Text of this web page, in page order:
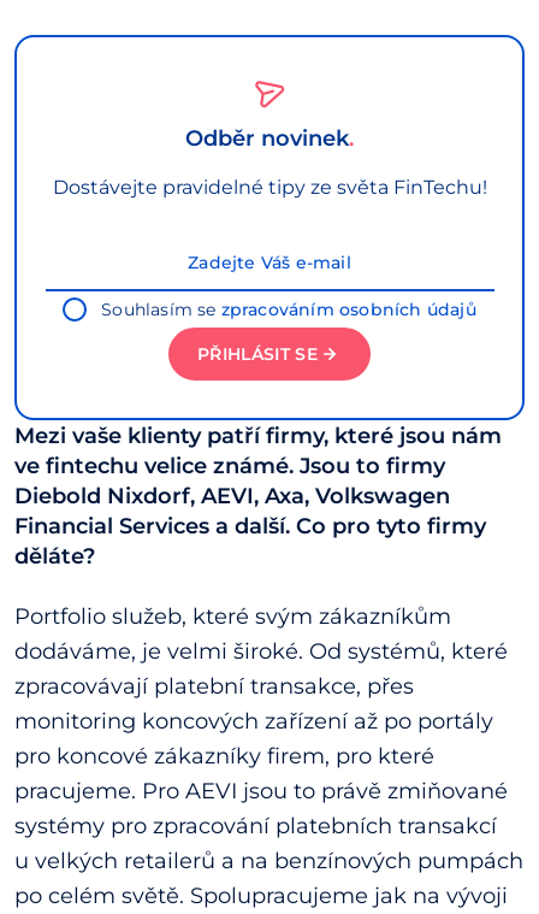
Odběr novinek
Dostávejte pravidelné tipy ze světa FinTechu!
Souhlasím se zpracováním osobních údajů
PŘIHLÁSIT SE
Mezi vaše klienty patří firmy, které jsou nám
ve fintechu velice známé. Jsou to firmy
Diebold Nixdorf, AEVI, Axa, Volkswagen
Financial Services a další. Co pro tyto firmy
děláte?
Portfolio služeb, které svým zákazníkům
dodáváme, je velmi široké. Od systémů, které
zpracovávají platební transakce, přes
monitoring koncových zařízení až po portály
pro koncové zákazníky firem, pro které
pracujeme. Pro AEVI jsou to právě zmiňované
systémy pro zpracování platebních transakcí
u velkých retailerů a na benzínových pumpách
po celém světě. Spolupracujeme jak na vývoji